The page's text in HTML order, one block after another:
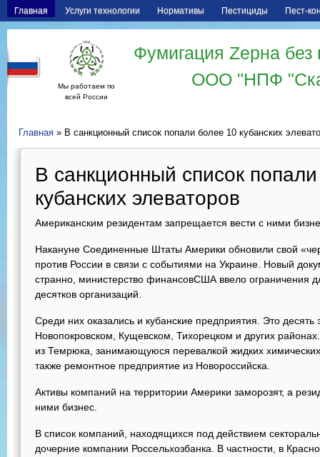
Главная Услуги технологии Нормативы Пестициды Пест-
Мы работаем по
всей России
Фумигация Zерна
ООО "НПФ
Главная » В санкционный список попали более 10 кубанских
В санкционный список
кубанских элеваторов
Американским резидентам запрещается вести с ними
Накануне Соединенные Штаты Америки обновили свой
против России в связи с событиями на Украине. Новый
странно, министерство финансовСША ввело ограничения
десятков организаций.
Среди них оказались и кубанские предприятия. Это десять
Новопокровском, Кущевском, Тихорецком и других
из Темрюка, занимающуюся перевалкой жидких
также ремонтное предприятие из Новороссийска.
Активы компаний на территории Америки заморозят, а
ними бизнес.
В список компаний, находящихся под действием
дочерние компании Россельхозбанка. В частности, в